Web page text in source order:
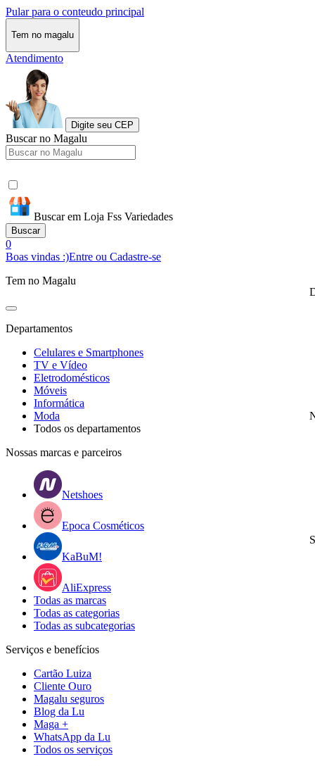
Pular para o conteudo principal
Tem no magalu
Atendimento
Digite seu CEP
Buscar no Magalu
Buscar em Loja Fss Variedades
Buscar
0
Boas vindas :)Entre ou Cadastre-se
Tem no Magalu
Departamentos
Celulares e Smartphones
TV e Vídeo
Eletrodomésticos
Móveis
Informática
Moda
Todos os departamentos
Nossas marcas e parceiros
Netshoes
Epoca Cosméticos
KaBuM!
AliExpress
Todas as marcas
Todas as categorias
Todas as subcategorias
Serviços e benefícios
Cartão Luiza
Cliente Ouro
Magalu seguros
Blog da Lu
Maga +
WhatsApp da Lu
Todos os serviços